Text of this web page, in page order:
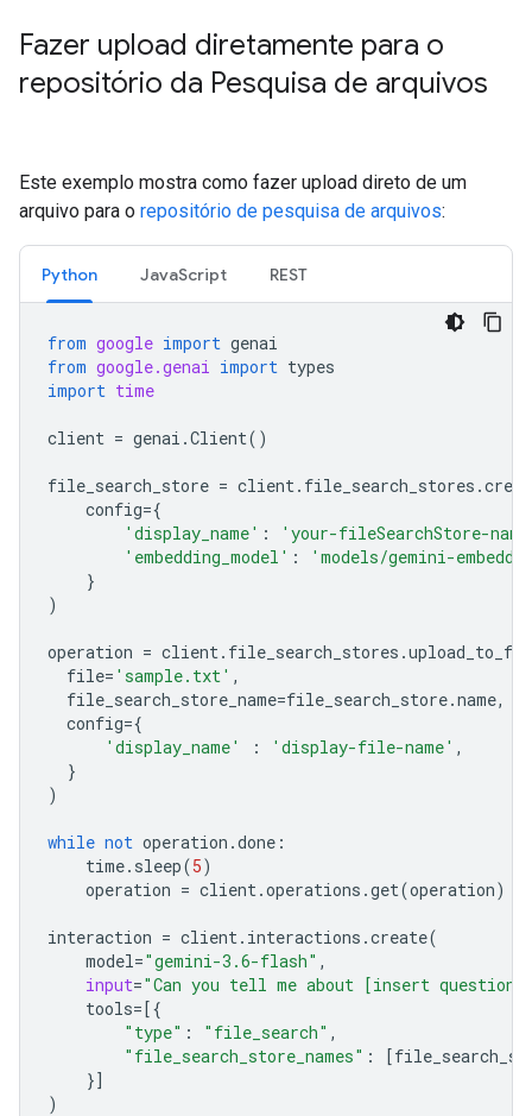
Fazer upload diretamente para o
repositório da Pesquisa de arquivos
Este exemplo mostra como fazer upload direto de um
arquivo para o repositório de pesquisa de arquivos:
Python JavaScript REST
from google import genai
from google.genai import types
import time
client = genai .Client()
file_search_store = client. file_search_stores .
config={
'display_name' :
'your-fileSearchStore-
'embedding_model' :
'models/gemini-
}
)
operation = client. file_search_stores .
file= 'sample.txt' ,
file_search_store_name=file_search_store.name,
config={
'display_name'
: 'display-file-name' ,
}
)
while not operation .done :
time. sleep(5)
operation = client.operations .get(operation)
interaction = client. interactions .create(
model="gemini-3.6-flash" ,
input="Can you tell me about [insert
tools=[{
"type" : "file_search" ,
"file_search_store_names" : [
}]
)